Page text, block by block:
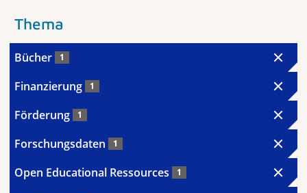
Thema
Bücher 1
Finanzierung 1
Förderung 1
Forschungsdaten 1
Open Educational Ressources 1